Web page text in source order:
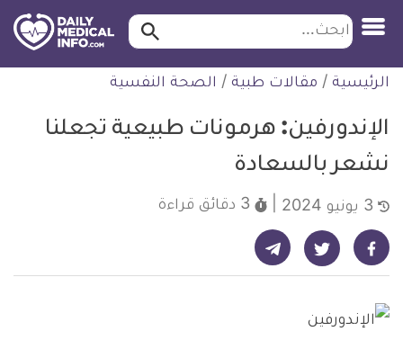
التخطي
للمحتوى
طبية
ابحث ابحث…
الرئيسية / مقالات طبية / الصحة النفسية
الإندورفين: هرمونات طبيعية تجعلنا
نشعر بالسعادة
3 دقائق قراءة
شارك على فيسبوك - ديلي ميديكال انفو شارك على تويتر - ديلي ميديكال انفو شارك على تيليجرام - ديلي ميديكال انفو